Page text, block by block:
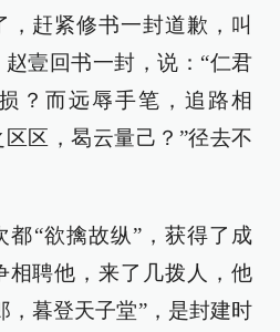
赶紧修书一封道歉，叫
壹回书一封，说：“仁君
？而远辱手笔，追路相
区，曷云量己？”径去不
都“欲擒故纵”，获得了成
相聘他，来了几拨人，他
，暮登天子堂”，是封建时